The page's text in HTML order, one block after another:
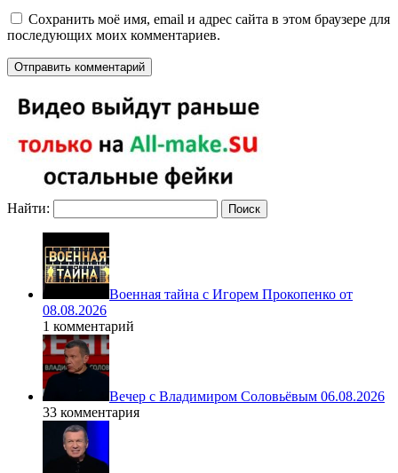
Сохранить моё имя, email и адрес сайта в этом браузере для
последующих моих комментариев.
Найти:
Военная тайна с Игорем Прокопенко от
08.08.2026
1 комментарий
Вечер с Владимиром Соловьёвым 06.08.2026
33 комментария